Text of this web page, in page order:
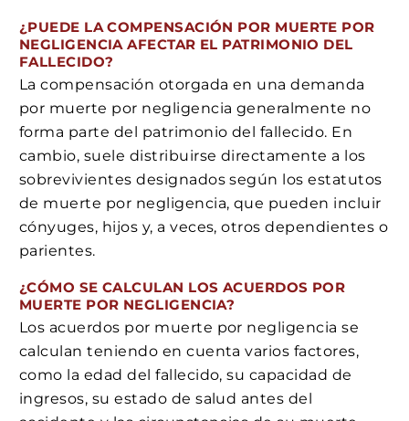
¿PUEDE LA COMPENSACIÓN POR MUERTE POR
NEGLIGENCIA AFECTAR EL PATRIMONIO DEL
FALLECIDO?
La compensación otorgada en una demanda
por muerte por negligencia generalmente no
forma parte del patrimonio del fallecido. En
cambio, suele distribuirse directamente a los
sobrevivientes designados según los estatutos
de muerte por negligencia, que pueden incluir
cónyuges, hijos y, a veces, otros dependientes o
parientes.
¿CÓMO SE CALCULAN LOS ACUERDOS POR
MUERTE POR NEGLIGENCIA?
Los acuerdos por muerte por negligencia se
calculan teniendo en cuenta varios factores,
como la edad del fallecido, su capacidad de
ingresos, su estado de salud antes del